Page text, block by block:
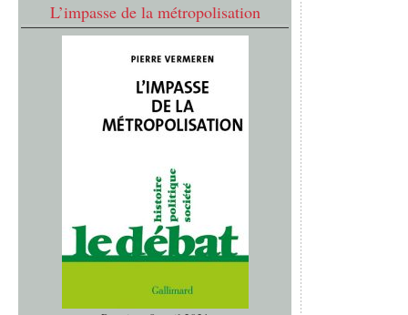
L’impasse de la métropolisation